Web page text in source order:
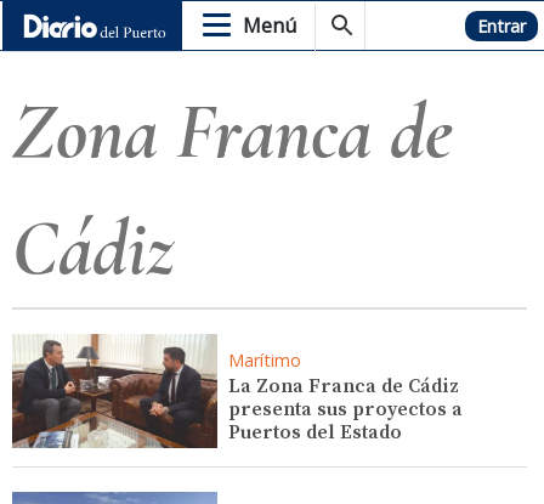
Menú Hemeroteca Entrar
Zona Franca de
Cádiz
Marítimo
La Zona Franca de Cádiz
presenta sus proyectos a
Puertos del Estado